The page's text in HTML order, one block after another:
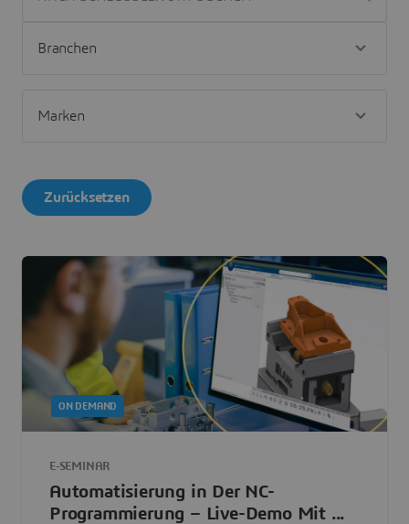
Zurücksetzen
ON DEMAND
E-SEMINAR
Automatisierung in Der NC-
Programmierung – Live-Demo Mit ...